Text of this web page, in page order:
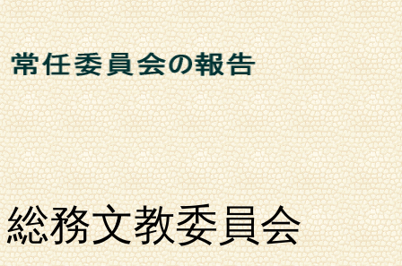
総務文教委員会